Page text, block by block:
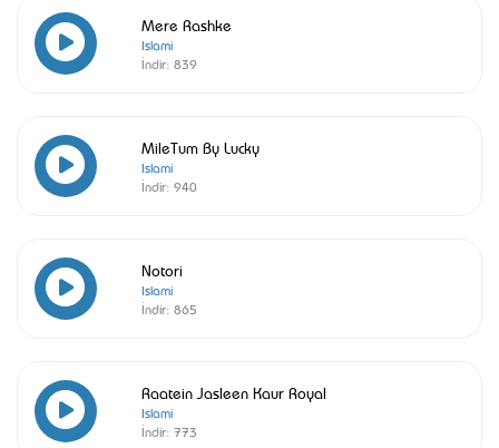
Mere Rashke
Islami
İndir: 839
MileTum By Lucky
Islami
İndir: 940
Notori
Islami
İndir: 865
Raatein Jasleen Kaur Royal
Islami
İndir: 773